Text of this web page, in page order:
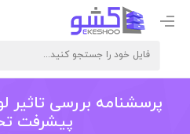
پرسشنامه بررسی تاثیر
پیشرفت